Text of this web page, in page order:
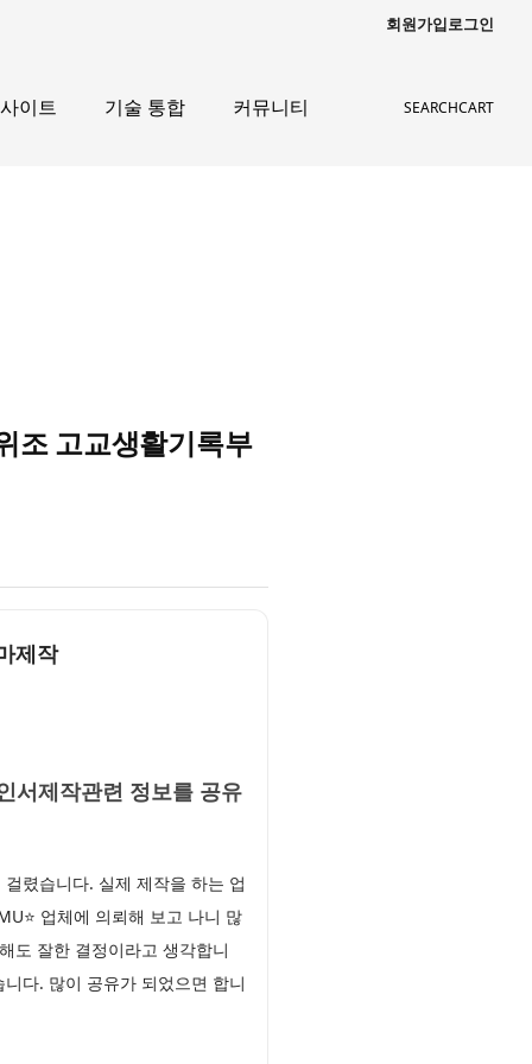
회원가입로그인
이트 기술 통합 커뮤니티 SEARCHCART
조 고교생활기록부
제작
서제작관련 정보를 공유
렸습니다. 실제 제작을 하는 업
업체에 의뢰해 보고 나니 많
도 잘한 결정이라고 생각합니
다. 많이 공유가 되었으면 합니